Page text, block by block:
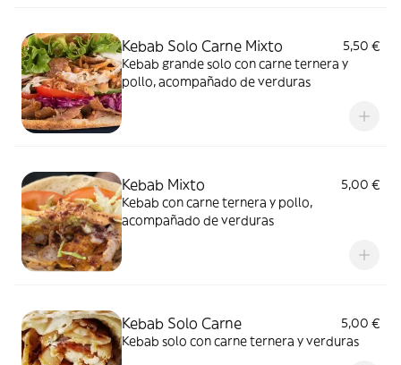
Kebab Solo Carne Mixto
5,50 €
Kebab grande solo con carne ternera y
pollo, acompañado de verduras
Kebab Mixto
5,00 €
Kebab con carne ternera y pollo,
acompañado de verduras
Kebab Solo Carne
5,00 €
Kebab solo con carne ternera y verduras